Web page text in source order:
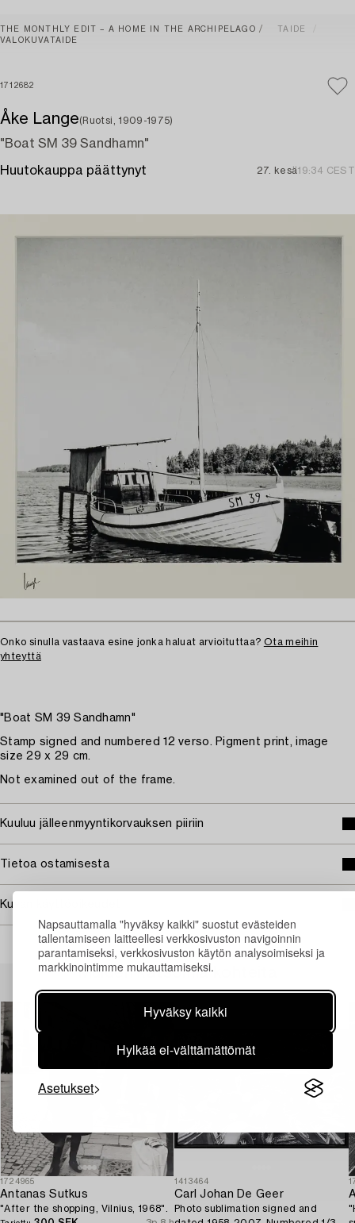
Napsauttamalla "hyväksy kaikki" suostut evästeiden
tallentamiseen laitteellesi verkkosivuston navigoinnin
parantamiseksi, verkkosivuston käytön analysoimiseksi ja
markkinointimme mukauttamiseksi.
Hyväksy kaikki
Hylkää ei-välttämättömät
Asetukset
THE MONTHLY EDIT – A HOME IN THE ARCHIPELAGO
TAIDE
VALOKUVATAIDE
1712682
Åke Lange(Ruotsi, 1909-1975)
"Boat SM 39 Sandhamn"
Huutokauppa päättynyt 27. kesä19:34 CEST
Onko sinulla vastaava esine jonka haluat arvioituttaa? Ota meihin
yhteyttä
"Boat SM 39 Sandhamn"
Stamp signed and numbered 12 verso. Pigment print, image
size 29 x 29 cm.
Not examined out of the frame.
Kuuluu jälleenmyyntikorvauksen piiriin
Tietoa ostamisesta
Kuvan käyttöoikeudet
Muiden katsomia kohteita
1724965
Antanas Sutkus
"After the shopping, Vilnius, 1968".
1413464
Carl Johan De Geer
Photo sublimation signed and